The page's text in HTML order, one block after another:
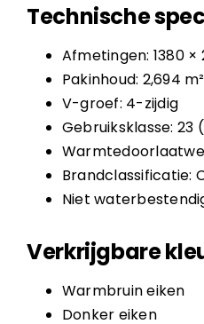
Technische
Afmetingen: 1380
Pakinhoud: 2,694
V-groef: 4-zijdig
Gebruiksklasse:
Brandclassificatie:
Niet
Verkrijgbare
Warmbruin eiken
Donker eiken